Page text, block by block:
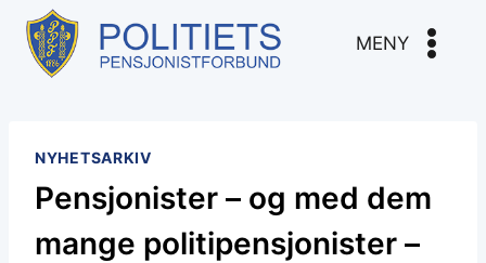
Skip
content
MENY
NYHETSARKIV
Pensjonister – og med dem
mange politipensjonister –